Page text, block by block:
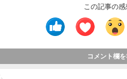
この記事の感
コメント欄